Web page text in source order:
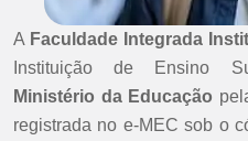
A Faculdade Integrada
Instituição de Ensino
Ministério da Educação
registrada no e-MEC sob o